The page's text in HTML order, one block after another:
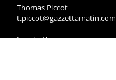
Thomas Piccot
t.piccot@gazzettamatin.com
Fausto Vassoney